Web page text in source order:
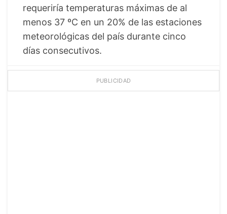
requeriría temperaturas máximas de al
menos 37 ºC en un 20% de las estaciones
meteorológicas del país durante cinco
días consecutivos.
PUBLICIDAD